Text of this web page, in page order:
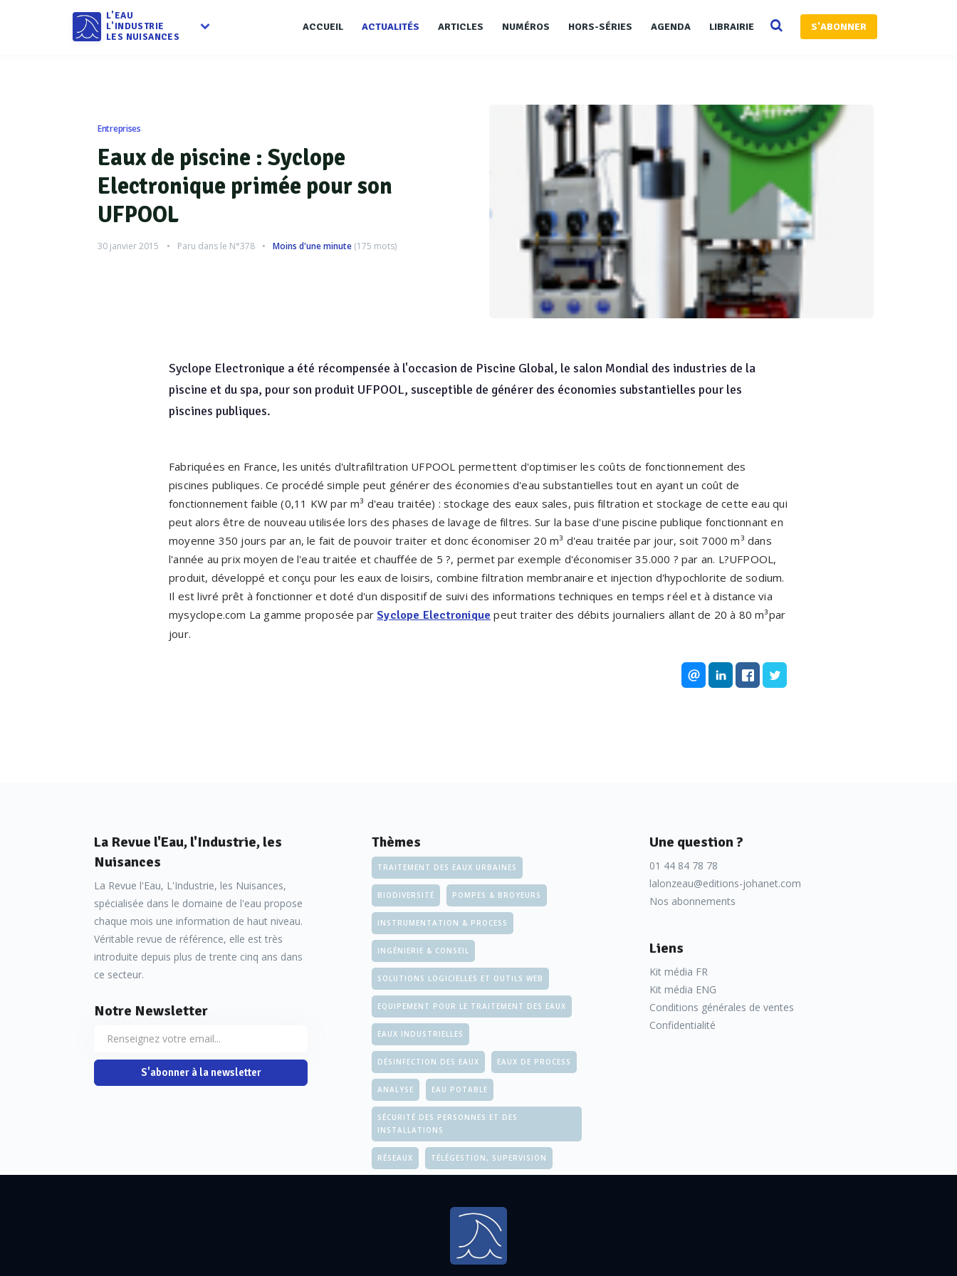
L'EAU
L'INDUSTRIE
LES NUISANCES
ACCUEIL ACTUALITÉS ARTICLES NUMÉROS HORS-SÉRIES AGENDA LIBRAIRIE S'ABONNER
Entreprises
Eaux de piscine : Syclope
Electronique primée pour son
UFPOOL
30 janvier 2015 Paru dans le N°378 Moins d'une minute (175 mots)
Syclope Electronique a été récompensée à l'occasion de Piscine Global, le salon Mondial des industries de la
piscine et du spa, pour son produit UFPOOL, susceptible de générer des économies substantielles pour les
piscines publiques.
Fabriquées en France, les unités d'ultrafiltration UFPOOL permettent d'optimiser les coûts de fonctionnement des
piscines publiques. Ce procédé simple peut générer des économies d'eau substantielles tout en ayant un coût de
fonctionnement faible (0,11 KW par m³ d'eau traitée) : stockage des eaux sales, puis filtration et stockage de cette eau qui
peut alors être de nouveau utilisée lors des phases de lavage de filtres. Sur la base d'une piscine publique fonctionnant en
moyenne 350 jours par an, le fait de pouvoir traiter et donc économiser 20 m³ d'eau traitée par jour, soit 7000 m³ dans
l'année au prix moyen de l'eau traitée et chauffée de 5 ?, permet par exemple d'économiser 35.000 ? par an. L?UFPOOL,
produit, développé et conçu pour les eaux de loisirs, combine filtration membranaire et injection d'hypochlorite de sodium.
Il est livré prêt à fonctionner et doté d'un dispositif de suivi des informations techniques en temps réel et à distance via
mysyclope.com La gamme proposée parSyclope Electronique peut traiter des débits journaliers allant de 20 à 80 m³par
jour.
La Revue l'Eau, l'Industrie, les
Nuisances
La Revue l'Eau, L'Industrie, les Nuisances,
spécialisée dans le domaine de l'eau propose
chaque mois une information de haut niveau.
Véritable revue de référence, elle est très
introduite depuis plus de trente cinq ans dans
ce secteur.
Notre Newsletter
S'abonner à la newsletter
Thèmes
TRAITEMENT DES EAUX URBAINES
BIODIVERSITÉ POMPES & BROYEURS
INSTRUMENTATION & PROCESS
INGÉNIERIE & CONSEIL
SOLUTIONS LOGICIELLES ET OUTILS WEB
EQUIPEMENT POUR LE TRAITEMENT DES EAUX
EAUX INDUSTRIELLES
DÉSINFECTION DES EAUX EAUX DE PROCESS
ANALYSE EAU POTABLE
SÉCURITÉ DES PERSONNES ET DES
INSTALLATIONS
RÉSEAUX TÉLÉGESTION, SUPERVISION
Une question ?
01 44 84 78 78
lalonzeau@editions-johanet.com
Nos abonnements
Liens
Kit média FR
Kit média ENG
Conditions générales de ventes
Confidentialité